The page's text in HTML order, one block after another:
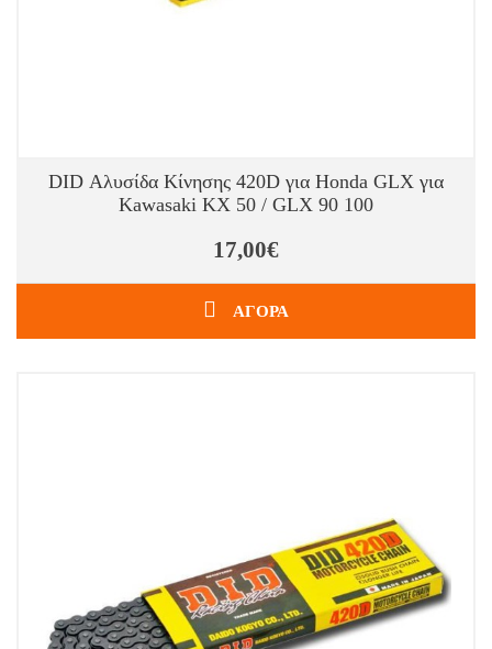
DID Αλυσίδα Κίνησης 420D για Honda GLX για
Kawasaki KX 50 / GLX 90 100
17,00€
ΑΓΟΡΑ